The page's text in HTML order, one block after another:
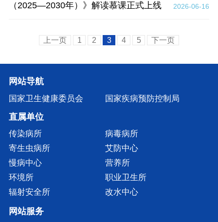
（2025—2030年）》解读慕课正式上线
2026-06-16
上一页 1 2 3 4 5 下一页
网站导航
国家卫生健康委员会 国家疾病预防控制局
直属单位
传染病所
病毒病所
寄生虫病所
艾防中心
慢病中心
营养所
环境所
职业卫生所
辐射安全所
改水中心
网站服务